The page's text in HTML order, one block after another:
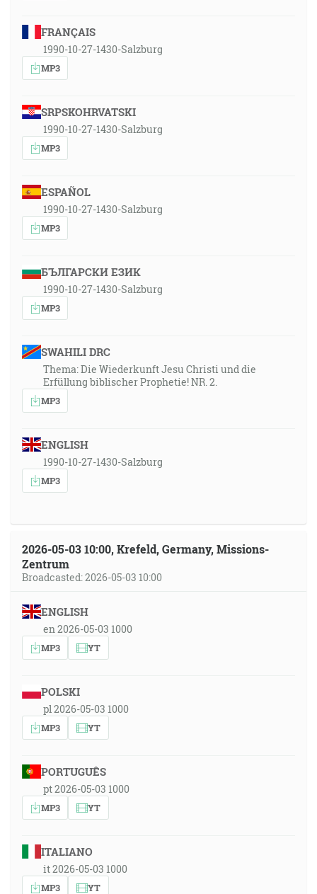
FRANÇAIS
1990-10-27-1430-Salzburg
MP3
SRPSKOHRVATSKI
1990-10-27-1430-Salzburg
MP3
ESPAÑOL
1990-10-27-1430-Salzburg
MP3
БЪЛГАРСКИ ЕЗИК
1990-10-27-1430-Salzburg
MP3
SWAHILI DRC
Thema: Die Wiederkunft Jesu Christi und die
Erfüllung biblischer Prophetie! NR. 2.
MP3
ENGLISH
1990-10-27-1430-Salzburg
MP3
2026-05-03 10:00, Krefeld, Germany, Missions-
Zentrum
Broadcasted: 2026-05-03 10:00
ENGLISH
en 2026-05-03 1000
MP3 YT
POLSKI
pl 2026-05-03 1000
MP3 YT
PORTUGUÊS
pt 2026-05-03 1000
MP3 YT
ITALIANO
it 2026-05-03 1000
MP3 YT